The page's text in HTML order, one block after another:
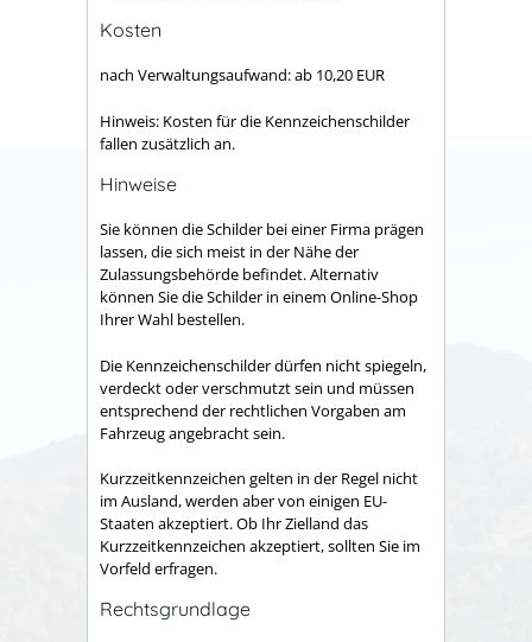
Kosten
nach Verwaltungsaufwand: ab 10,20 EUR
Hinweis: Kosten für die Kennzeichenschilder
fallen zusätzlich an.
Hinweise
Sie können die Schilder bei einer Firma prägen
lassen, die sich meist in der Nähe der
Zulassungsbehörde befindet. Alternativ
können Sie die Schilder in einem Online-Shop
Ihrer Wahl bestellen.
Die Kennzeichenschilder dürfen nicht spiegeln,
verdeckt oder verschmutzt sein und müssen
entsprechend der rechtlichen Vorgaben am
Fahrzeug angebracht sein.
Kurzzeitkennzeichen gelten in der Regel nicht
im Ausland, werden aber von einigen EU-
Staaten akzeptiert. Ob Ihr Zielland das
Kurzzeitkennzeichen akzeptiert, sollten Sie im
Vorfeld erfragen.
Rechtsgrundlage